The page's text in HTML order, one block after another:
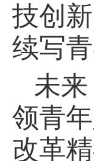
技创
续写青
未
领青
改革